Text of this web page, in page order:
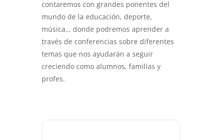
contaremos con grandes ponentes del
mundo de la educación, deporte,
música… donde podremos aprender a
través de conferencias sobre diferentes
temas que nos ayudarán a seguir
creciendo como alumnos, familias y
profes.